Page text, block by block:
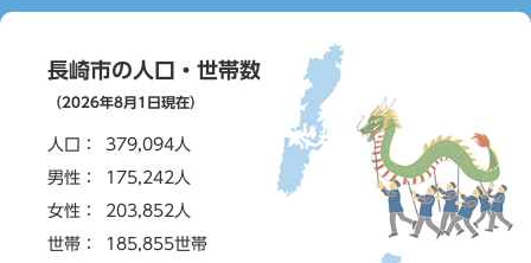
長崎市の人口・世帯数
（2026年8月1日現在）
人口：
379,094人
男性：
175,242人
女性：
203,852人
世帯：
185,855世帯